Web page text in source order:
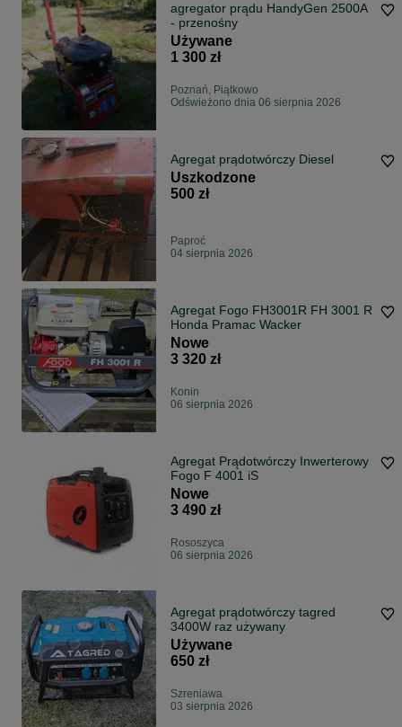
agregator prądu HandyGen 2500A
- przenośny
Używane
1 300 zł
Poznań, Piątkowo
Odświeżono dnia 06 sierpnia 2026
Agregat prądotwórczy Diesel
Uszkodzone
500 zł
Paproć
04 sierpnia 2026
Agregat Fogo FH3001R FH 3001 R
Honda Pramac Wacker
Nowe
3 320 zł
Konin
06 sierpnia 2026
Agregat Prądotwórczy Inwerterowy
Fogo F 4001 iS
Nowe
3 490 zł
Rososzyca
06 sierpnia 2026
Agregat prądotwórczy tagred
3400W raz używany
Używane
650 zł
Szreniawa
03 sierpnia 2026